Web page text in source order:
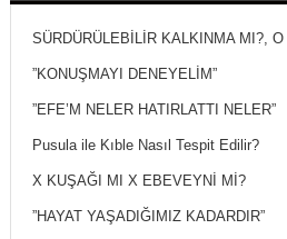
SÜRDÜRÜLEBİLİR KALKINMA MI?, O
NEYMİŞ?
”KONUŞMAYI DENEYELİM”
”EFE’M NELER HATIRLATTI NELER”
Pusula ile Kıble Nasıl Tespit Edilir?
X KUŞAĞI MI X EBEVEYNİ Mİ?
”HAYAT YAŞADIĞIMIZ KADARDIR”